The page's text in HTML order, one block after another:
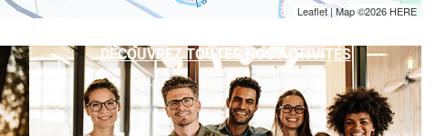
Leaflet| Map ©2026 HERE
DÉCOUVREZ TOUTES NOS ACTIVITÉS